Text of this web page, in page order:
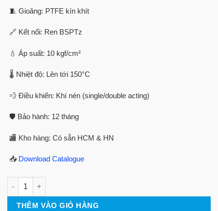
🧵 Gioăng: PTFE kín khít
🔗 Kết nối: Ren BSPTz
💧 Áp suất: 10 kgf/cm²
🌡️ Nhiệt độ: Lên tới 150°C
💨 Điều khiển: Khí nén (single/double acting)
🛡️ Bảo hành: 12 tháng
🏬 Kho hàng: Có sẵn HCM & HN
📥 Download Catalogue
Van bi điều khiển khí nén C-TNE số lượng
THÊM VÀO GIỎ HÀNG